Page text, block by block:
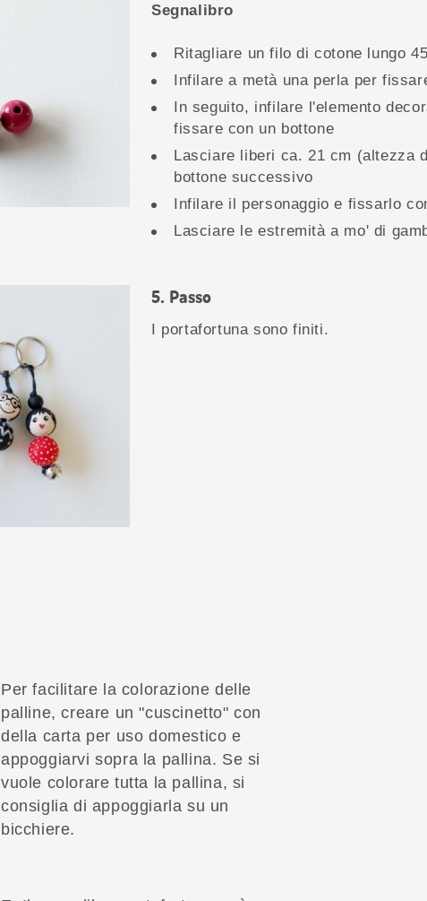
Segnalibro
Ritagliare un filo di cotone lungo
Infilare a metà una perla per
In seguito, infilare l'elemento
fissare con un bottone
Lasciare liberi ca. 21 cm (altezza
bottone successivo
Infilare il personaggio e fissarlo
Lasciare le estremità a mo' di
Passo
I portafortuna sono finiti.
Per facilitare la colorazione delle
palline, creare un "cuscinetto" con
della carta per uso domestico e
appoggiarvi sopra la pallina. Se si
vuole colorare tutta la pallina, si
consiglia di appoggiarla su un
bicchiere.